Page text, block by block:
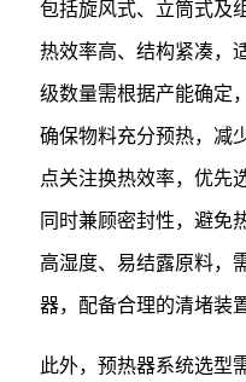
包括旋风式、立筒式及
热效率高、结构紧凑，
级数量需根据产能确定
确保物料充分预热，减
点关注换热效率，优先
同时兼顾密封性，避免
高湿度、易结露原料，
器，配备合理的清堵装
此外，预热器系统选型